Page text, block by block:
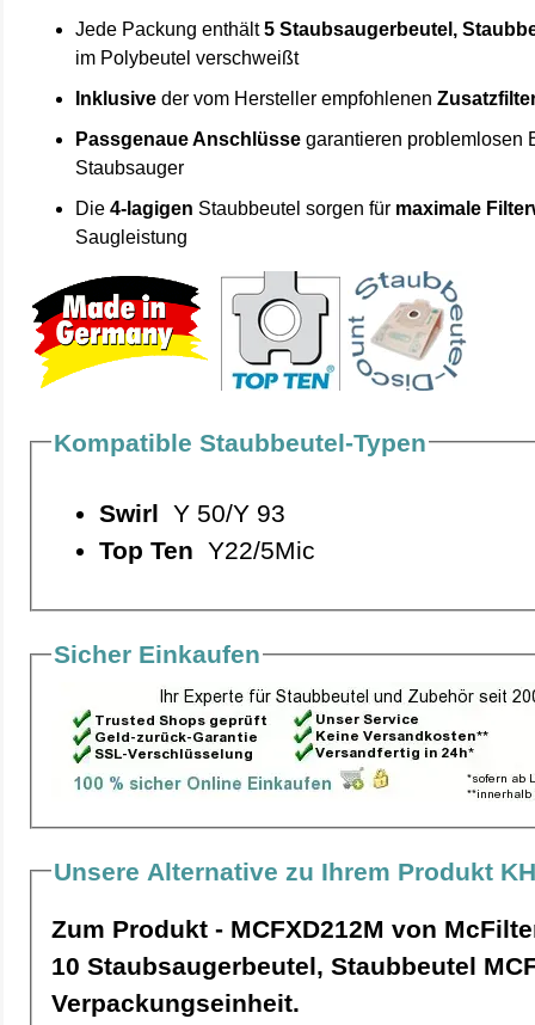
Jede Packung enthält5 Staubsaugerbeutel,
im Polybeutel verschweißt
Inklusive der vom Hersteller empfohlenen
Passgenaue Anschlüsse garantieren problemlosen
Staubsauger
Die4-lagigen Staubbeutel sorgen für maximale
Saugleistung
Kompatible Staubbeutel-Typen
Swirl Y 50/Y 93
Top Ten Y22/5Mic
Sicher Einkaufen
Unsere Alternative zu Ihrem Produkt
Zum Produkt - MCFXD212M von
10 Staubsaugerbeutel, Staubbeutel MCFXD212M pro
Verpackungseinheit.